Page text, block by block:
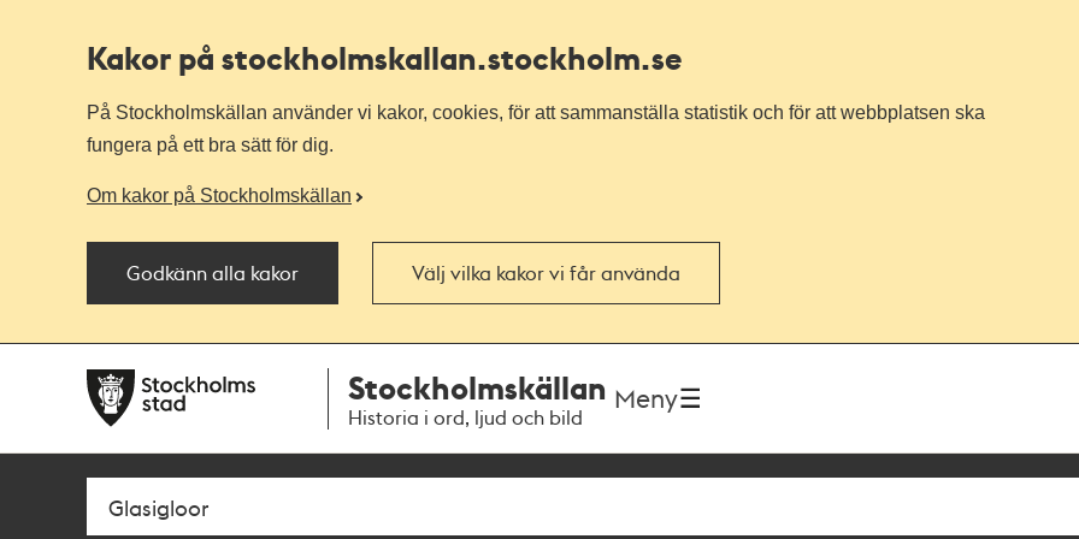
Kakor på stockholmskallan.stockholm.se
På Stockholmskällan använder vi kakor, cookies, för att sammanställa statistik och för att webbplatsen ska
fungera på ett bra sätt för dig.
Om kakor på Stockholmskällan
Godkänn alla kakor Välj vilka kakor vi får använda
navigationen
huvudinnehållet
Stockholmskällan
Historia i ord, ljud och bild
Meny
Sök